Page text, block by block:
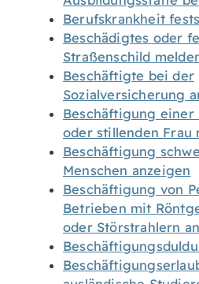
Berufskrankheit
Beschädigtes oder
Straßenschild
Beschäftigte bei der
Sozialversicherung
Beschäftigung einer
oder stillenden Frau
Beschäftigung
Menschen anzeigen
Beschäftigung von
Betrieben mit
oder Störstrahlern